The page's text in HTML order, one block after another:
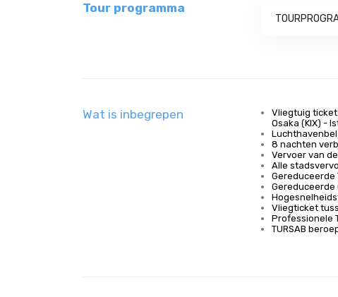
Tour programma
Wat is inbegrepen
Vliegtuig ticket
Osaka (KIX) -
8 nachten
Vervoer van
Alle
Gereduceerde
Gereduceerde
Vliegticket
Professionele
TURSAB